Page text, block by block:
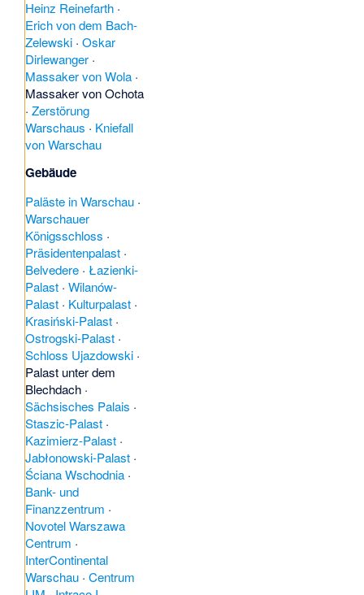
Heinz Reinefarth ·
Erich von dem Bach-
Zelewski ·Oskar
Dirlewanger ·
Massaker von Wola ·
Massaker von Ochota
·Zerstörung
Warschaus · Kniefall
von Warschau
Gebäude
Paläste in Warschau ·
Warschauer
Königsschloss ·
Präsidentenpalast ·
Belvedere ·Łazienki-
Palast ·Wilanów-
Palast · Kulturpalast ·
Krasiński-Palast ·
Ostrogski-Palast ·
Schloss Ujazdowski ·
Palast unter dem
Blechdach ·
Sächsisches Palais ·
Staszic-Palast ·
Kazimierz-Palast ·
Jabłonowski-Palast ·
Ściana Wschodnia ·
Bank- und
Finanzzentrum ·
Novotel Warszawa
Centrum ·
InterContinental
Warschau ·Centrum